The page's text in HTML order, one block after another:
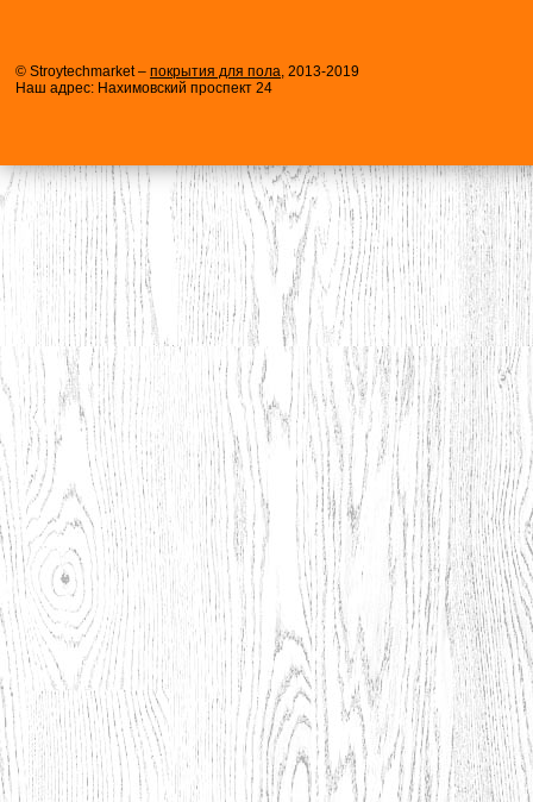
© Stroytechmarket – покрытия для пола , 2013-2019
Наш адрес: Нахимовский проспект 24